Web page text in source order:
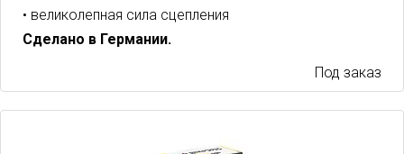
• великолепная сила сцепления
Сделано в Германии.
Под заказ